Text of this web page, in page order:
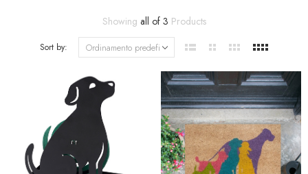
Showing all of 3 Products
Sort by: